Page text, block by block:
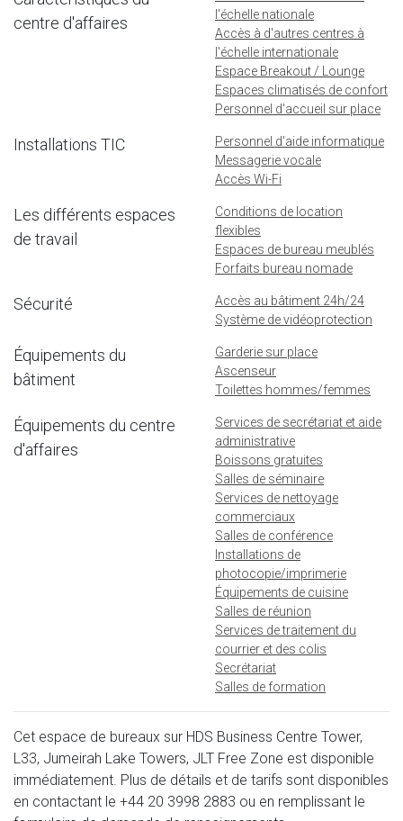
centre d'affaires
l'échelle nationale
Accès à d'autres centres à
l'échelle internationale
Espace Breakout / Lounge
Espaces climatisés de confort
Personnel d'accueil sur place
Installations TIC
Personnel d'aide informatique
Messagerie vocale
Accès Wi-Fi
Les différents espaces
de travail
Conditions de location
flexibles
Espaces de bureau meublés
Forfaits bureau nomade
Sécurité
Accès au bâtiment 24h/24
Système de vidéoprotection
Équipements du
bâtiment
Garderie sur place
Ascenseur
Toilettes hommes/femmes
Équipements du centre
d'affaires
Services de secrétariat et aide
administrative
Boissons gratuites
Salles de séminaire
Services de nettoyage
commerciaux
Salles de conférence
Installations de
photocopie/imprimerie
Équipements de cuisine
Salles de réunion
Services de traitement du
courrier et des colis
Secrétariat
Salles de formation
Cet espace de bureaux sur HDS Business Centre Tower,
L33, Jumeirah Lake Towers, JLT Free Zone est disponible
immédiatement. Plus de détails et de tarifs sont disponibles
en contactant le +44 20 3998 2883 ou en remplissant le